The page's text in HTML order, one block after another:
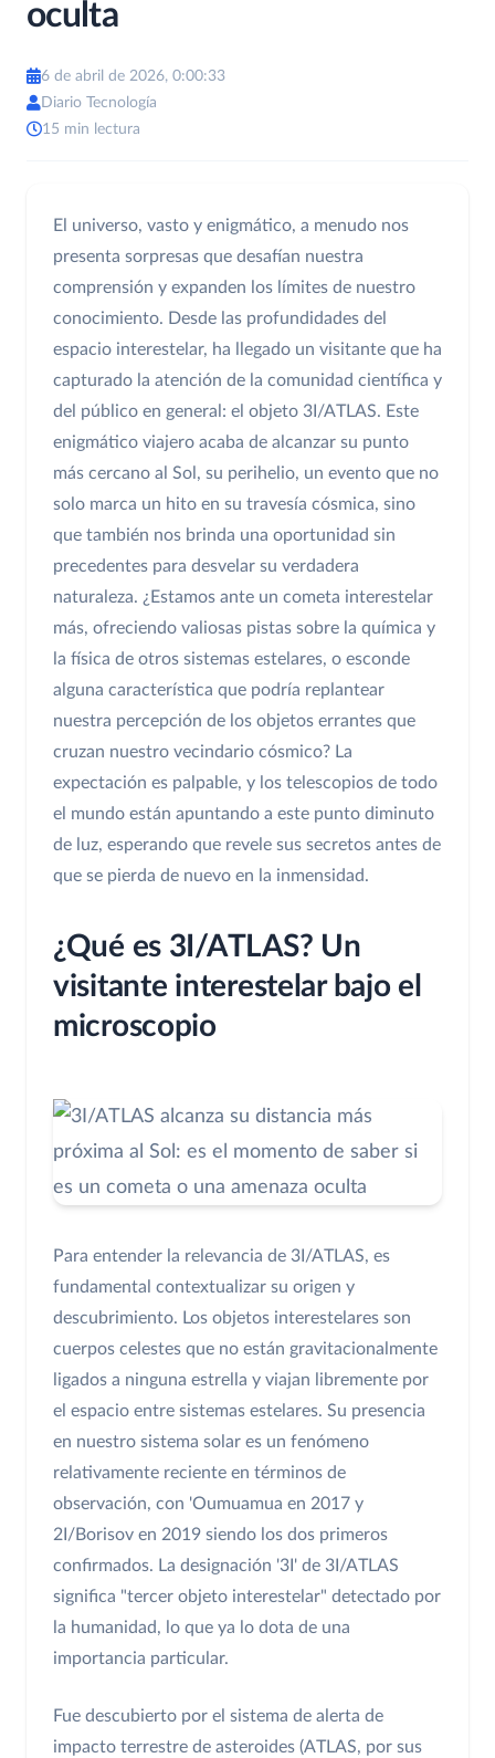
oculta
6 de abril de 2026, 0:00:33
Diario Tecnología
15 min lectura
El universo, vasto y enigmático, a menudo nos
presenta sorpresas que desafían nuestra
comprensión y expanden los límites de nuestro
conocimiento. Desde las profundidades del
espacio interestelar, ha llegado un visitante que ha
capturado la atención de la comunidad científica y
del público en general: el objeto 3I/ATLAS. Este
enigmático viajero acaba de alcanzar su punto
más cercano al Sol, su perihelio, un evento que no
solo marca un hito en su travesía cósmica, sino
que también nos brinda una oportunidad sin
precedentes para desvelar su verdadera
naturaleza. ¿Estamos ante un cometa interestelar
más, ofreciendo valiosas pistas sobre la química y
la física de otros sistemas estelares, o esconde
alguna característica que podría replantear
nuestra percepción de los objetos errantes que
cruzan nuestro vecindario cósmico? La
expectación es palpable, y los telescopios de todo
el mundo están apuntando a este punto diminuto
de luz, esperando que revele sus secretos antes de
que se pierda de nuevo en la inmensidad.
¿Qué es 3I/ATLAS? Un
visitante interestelar bajo el
microscopio
Para entender la relevancia de 3I/ATLAS, es
fundamental contextualizar su origen y
descubrimiento. Los objetos interestelares son
cuerpos celestes que no están gravitacionalmente
ligados a ninguna estrella y viajan libremente por
el espacio entre sistemas estelares. Su presencia
en nuestro sistema solar es un fenómeno
relativamente reciente en términos de
observación, con 'Oumuamua en 2017 y
2I/Borisov en 2019 siendo los dos primeros
confirmados. La designación '3I' de 3I/ATLAS
significa "tercer objeto interestelar" detectado por
la humanidad, lo que ya lo dota de una
importancia particular.
Fue descubierto por el sistema de alerta de
impacto terrestre de asteroides (ATLAS, por sus